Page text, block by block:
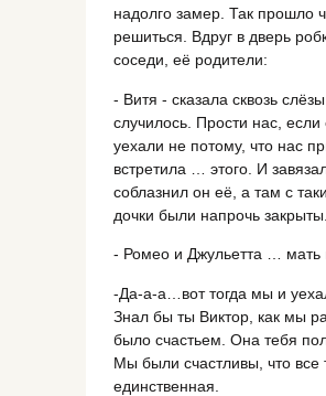
надолго замер. Так прошло
решиться. Вдруг в дверь
соседи, её родители:
- Витя - сказала сквозь
случилось. Прости нас,
уехали не потому, что нас
встретила … этого. И
соблазнил он её, а там с
дочки были напрочь
- Ромео и Джульетта … мать
-Да-а-а…вот тогда мы и
Знал бы ты Виктор, как мы
было счастьем. Она тебя
Мы были счастливы, что все
единственная.